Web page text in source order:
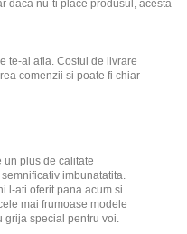
daca nu-ti place produsul, acesta
te-ai afla. Costul de livrare
comenzii si poate fi chiar
plus de calitate
imbunatatita.
l-ati oferit pana acum si
mai frumoase modele
grija special pentru voi.